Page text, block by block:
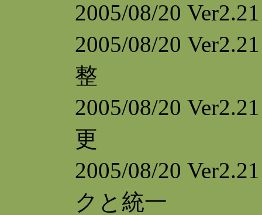
2005/08/20
2005/08/20
整
2005/08/20
更
2005/08/20
クと統一